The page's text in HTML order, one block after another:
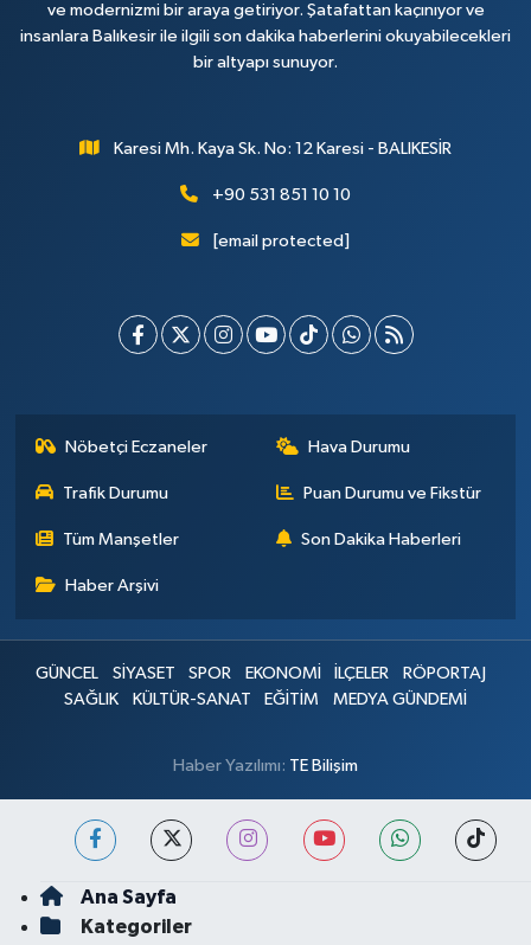
ve modernizmi bir araya getiriyor. Şatafattan kaçınıyor ve
insanlara Balıkesir ile ilgili son dakika haberlerini okuyabilecekleri
bir altyapı sunuyor.
Karesi Mh. Kaya Sk. No: 12 Karesi - BALIKESİR
+90 531 851 10 10
[email protected]
Nöbetçi Eczaneler Hava Durumu
Trafik Durumu Puan Durumu ve Fikstür
Tüm Manşetler Son Dakika Haberleri
Haber Arşivi
GÜNCEL SİYASET SPOR EKONOMİ İLÇELER
RÖPORTAJ
SAĞLIK
KÜLTÜR-SANAT EĞİTİM MEDYA GÜNDEMİ
Haber Yazılımı: TE Bilişim
Ana Sayfa
Kategoriler